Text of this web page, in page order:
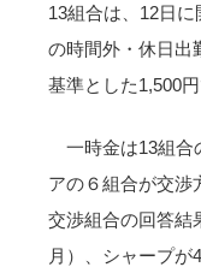
13組合は、12日
の時間外・休日出
基準とした1,500
一時金は13組合
アの６組合が交渉
交渉組合の回答結
月）、シャープが